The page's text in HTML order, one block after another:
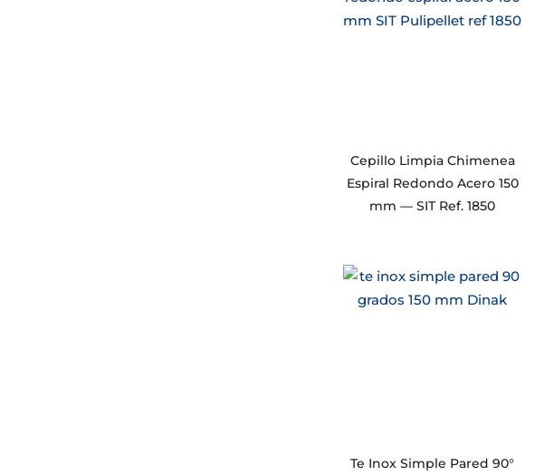
Cepillo Limpia Chimenea
Espiral Redondo Acero 150
mm — SIT Ref. 1850
Te Inox Simple Pared 90°